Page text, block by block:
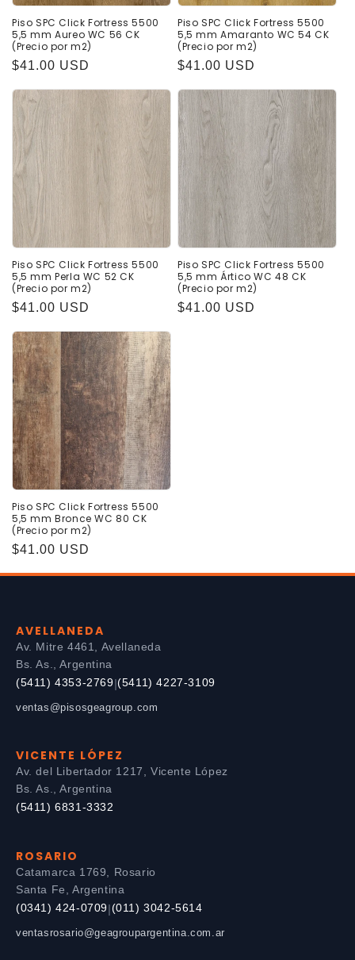
Piso SPC Click Fortress 5500
5,5 mm Aureo WC 56 CK
(Precio por m2)
Precio
$41.00 USD
Piso SPC Click Fortress 5500
5,5 mm Amaranto WC 54 CK
(Precio por m2)
Precio
$41.00 USD
Piso SPC Click Fortress 5500
5,5 mm Perla WC 52 CK
(Precio por m2)
Precio
$41.00 USD
Piso SPC Click Fortress 5500
5,5 mm Ártico WC 48 CK
(Precio por m2)
Precio
$41.00 USD
Piso SPC Click Fortress 5500
5,5 mm Bronce WC 80 CK
(Precio por m2)
Precio
$41.00 USD
AVELLANEDA
Av. Mitre 4461, Avellaneda
Bs. As., Argentina
(5411) 4353-2769|(5411) 4227-3109
ventas@pisosgeagroup.com
VICENTE LÓPEZ
Av. del Libertador 1217, Vicente López
Bs. As., Argentina
(5411) 6831-3332
ROSARIO
Catamarca 1769, Rosario
Santa Fe, Argentina
(0341) 424-0709|(011) 3042-5614
ventasrosario@geagroupargentina.com.ar